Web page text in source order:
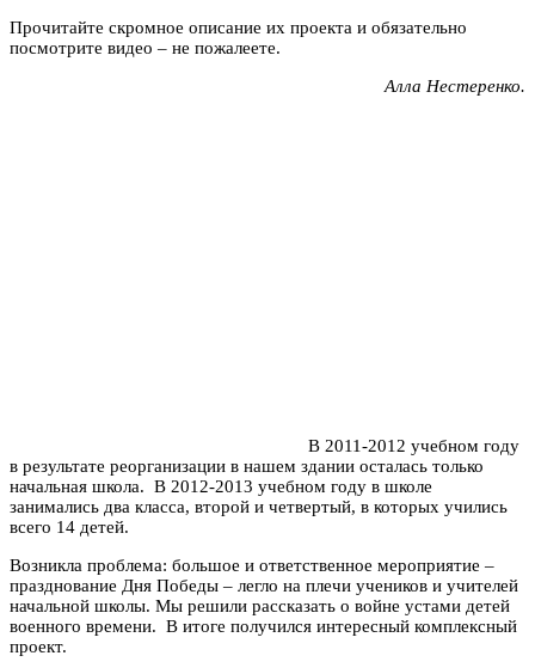
Прочитайте скромное описание их проекта и обязательно
посмотрите видео – не пожалеете.
Алла Нестеренко.
В 2011-2012 учебном году
в результате реорганизации в нашем здании осталась только
начальная школа. В 2012-2013 учебном году в школе
занимались два класса, второй и четвертый, в которых учились
всего 14 детей.
Возникла проблема: большое и ответственное мероприятие –
празднование Дня Победы – легло на плечи учеников и учителей
начальной школы. Мы решили рассказать о войне устами детей
военного времени. В итоге получился интересный комплексный
проект.